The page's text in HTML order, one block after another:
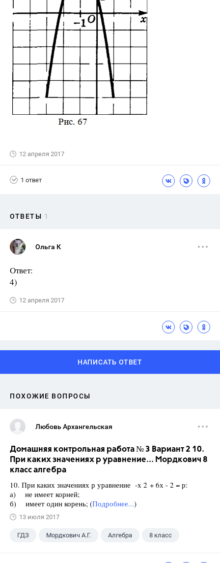
12 апреля 2017
1 ответ
ОТВЕТЫ 1
Ольга К
Ответ:
4)
12 апреля 2017
НАПИСАТЬ ОТВЕТ
ПОХОЖИЕ ВОПРОСЫ
Любовь Архангельская
Домашняя контрольная работа № 3 Вариант 2 10.
При каких значениях р уравнение... Мордкович 8
класс алгебра
10. При каких значениях р уравнение -х 2 + 6х - 2 = р:
а) не имеет корней;
б) имеет один корень; (Подробнее...)
13 июля 2017
ГДЗ Мордкович А.Г. Алгебра 8 класс